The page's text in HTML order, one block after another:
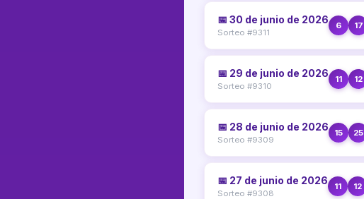
📅 30 de junio de 2026
Sorteo #9311
6 17
📅 29 de junio de 2026
Sorteo #9310
11 12
📅 28 de junio de 2026
Sorteo #9309
15 25
📅 27 de junio de 2026
Sorteo #9308
11 12